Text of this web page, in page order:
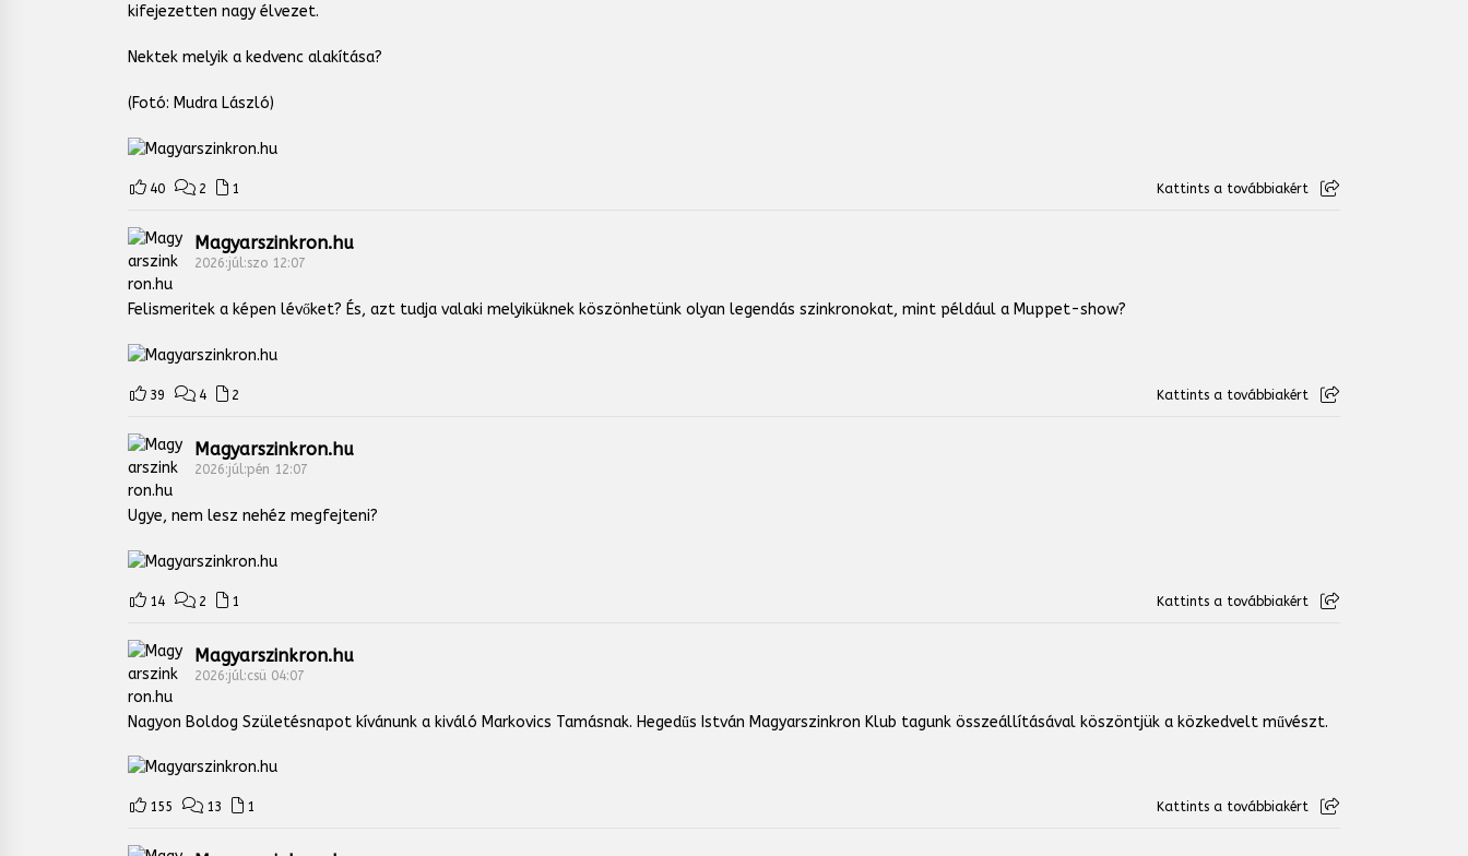
kifejezetten nagy élvezet.
Nektek melyik a kedvenc alakítása?
(Fotó: Mudra László)
40 2 1 Kattints a továbbiakért
Magyarszinkron.hu
2026:júl:szo 12:07
Felismeritek a képen lévőket? És, azt tudja valaki melyiküknek köszönhetünk olyan legendás szinkronokat, mint például a Muppet-show?
39 4 2 Kattints a továbbiakért
Magyarszinkron.hu
2026:júl:pén 12:07
Ugye, nem lesz nehéz megfejteni?
14 2 1 Kattints a továbbiakért
Magyarszinkron.hu
2026:júl:csü 04:07
Nagyon Boldog Születésnapot kívánunk a kiváló Markovics Tamásnak. Hegedűs István Magyarszinkron Klub tagunk összeállításával köszöntjük a közkedvelt művészt.
155 13 1 Kattints a továbbiakért